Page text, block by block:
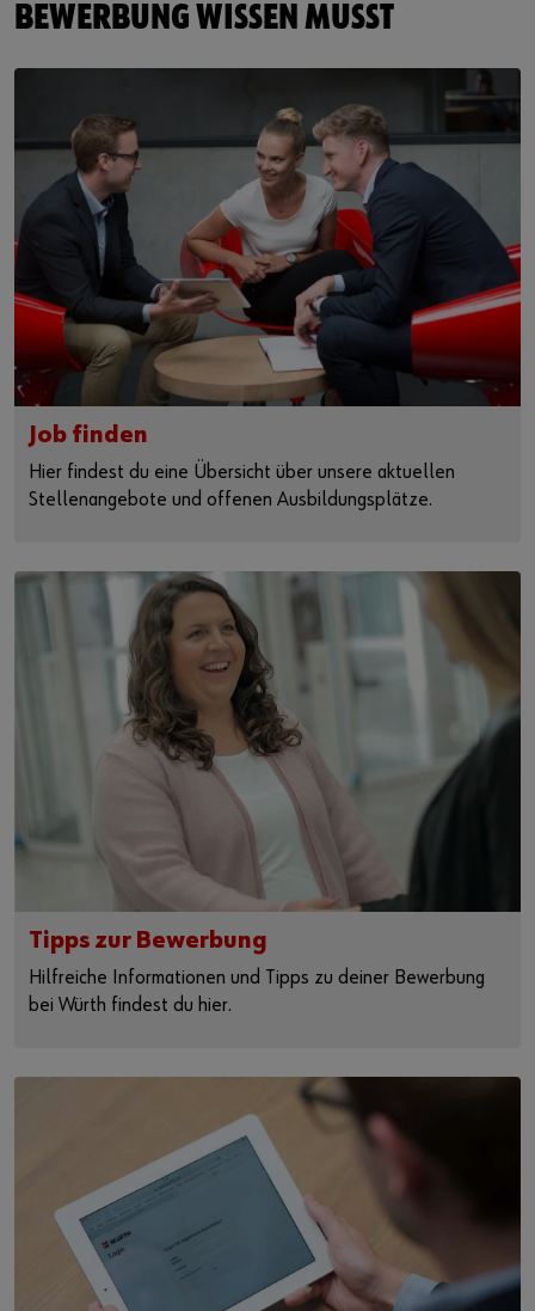
BEWERBUNG WISSEN MUSST
Job finden
Hier findest du eine Übersicht über unsere aktuellen
Stellenangebote und offenen Ausbildungsplätze.
Tipps zur Bewerbung
Hilfreiche Informationen und Tipps zu deiner Bewerbung
bei Würth findest du hier.